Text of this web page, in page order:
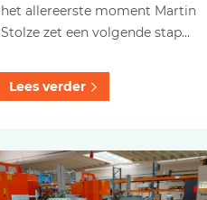
het allereerste moment Martin
Stolze zet een volgende stap…
Lees verder